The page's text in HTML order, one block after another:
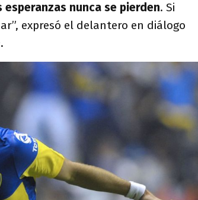
esperanzas nunca se pierden. Si
expresó el delantero en diálogo
.